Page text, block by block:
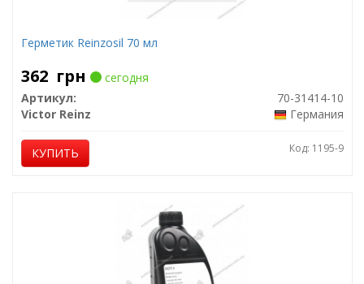
Герметик Reinzosil 70 мл
362 грн
сегодня
Артикул:
70-31414-10
Victor Reinz
Германия
КУПИТЬ Код: 1195-9